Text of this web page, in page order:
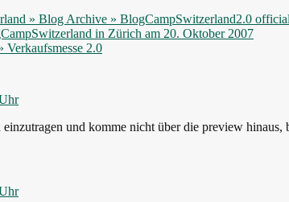
» Blog Archive » BlogCampSwitzerland2.0
in Zürich am 20. Oktober 2007
Verkaufsmesse 2.0
und komme nicht über die preview